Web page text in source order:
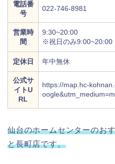
電話番
号
022-746-8981
営業時
間
9:30~20:00
※祝日のみ9:00~20:00
定休日 年中無休
公式サ
イトU
RL
https://map.hc-
仙台のホームセンターのお
と長町店です。